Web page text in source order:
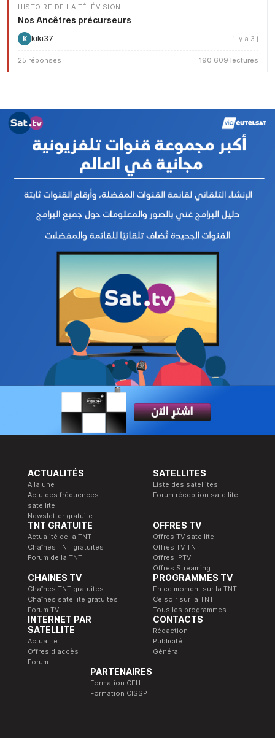
HISTOIRE DE LA TÉLÉVISION
Nos Ancêtres précurseurs
K kiki37 il y a 3 j
25 réponses 190 609 lectures
ACTUALITÉS
A la une
Actu des fréquences
satellite
Newsletter gratuite
SATELLITES
Liste des satellites
Forum réception satellite
TNT GRATUITE
Actualité de la TNT
Chaînes TNT gratuites
Forum de la TNT
OFFRES TV
Offres TV satellite
Offres TV TNT
Offres IPTV
Offres Streaming
CHAINES TV
Chaînes TNT gratuites
Chaînes satellite gratuites
Forum TV
PROGRAMMES TV
En ce moment sur la TNT
Ce soir sur la TNT
Tous les programmes
INTERNET PAR
SATELLITE
Actualité
Offres d'accès
Forum
CONTACTS
Rédaction
Publicité
Général
PARTENAIRES
Formation CEH
Formation CISSP